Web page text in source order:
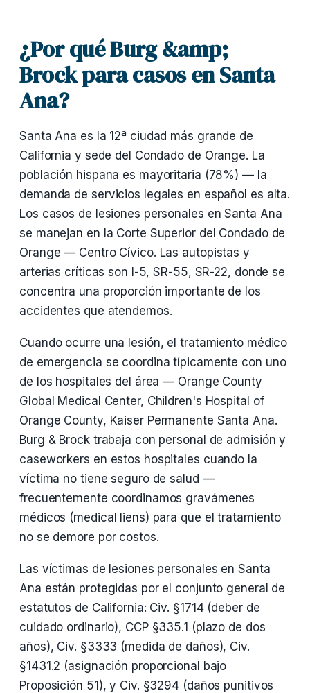
¿Por qué Burg &amp;
Brock para casos en Santa
Ana?
Santa Ana es la 12ª ciudad más grande de
California y sede del Condado de Orange. La
población hispana es mayoritaria (78%) — la
demanda de servicios legales en español es alta.
Los casos de lesiones personales en Santa Ana
se manejan en la Corte Superior del Condado de
Orange — Centro Cívico. Las autopistas y
arterias críticas son I-5, SR-55, SR-22, donde se
concentra una proporción importante de los
accidentes que atendemos.
Cuando ocurre una lesión, el tratamiento médico
de emergencia se coordina típicamente con uno
de los hospitales del área — Orange County
Global Medical Center, Children's Hospital of
Orange County, Kaiser Permanente Santa Ana.
Burg & Brock trabaja con personal de admisión y
caseworkers en estos hospitales cuando la
víctima no tiene seguro de salud —
frecuentemente coordinamos gravámenes
médicos (medical liens) para que el tratamiento
no se demore por costos.
Las víctimas de lesiones personales en Santa
Ana están protegidas por el conjunto general de
estatutos de California: Civ. §1714 (deber de
cuidado ordinario), CCP §335.1 (plazo de dos
años), Civ. §3333 (medida de daños), Civ.
§1431.2 (asignación proporcional bajo
Proposición 51), y Civ. §3294 (daños punitivos